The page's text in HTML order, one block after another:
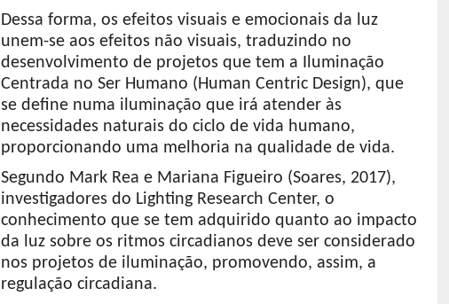
Dessa forma, os efeitos visuais e emocionais da luz
unem-se aos efeitos não visuais, traduzindo no
desenvolvimento de projetos que tem a Iluminação
Centrada no Ser Humano (Human Centric Design), que
se define numa iluminação que irá atender às
necessidades naturais do ciclo de vida humano,
proporcionando uma melhoria na qualidade de vida.
Segundo Mark Rea e Mariana Figueiro (Soares, 2017),
investigadores do Lighting Research Center, o
conhecimento que se tem adquirido quanto ao impacto
da luz sobre os ritmos circadianos deve ser considerado
nos projetos de iluminação, promovendo, assim, a
regulação circadiana.